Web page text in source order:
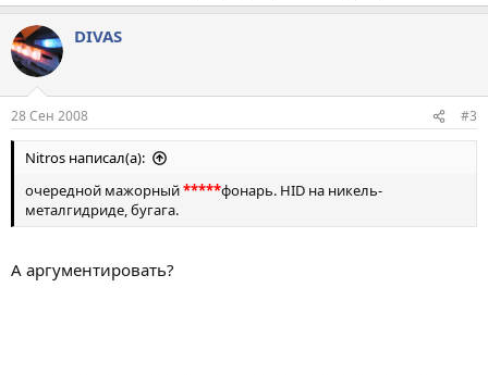
DIVAS
28 Сен 2008 #3
Nitros написал(а):
очередной мажорный*****фонарь. HID на никель-
металгидриде, бугага.
А аргументировать?